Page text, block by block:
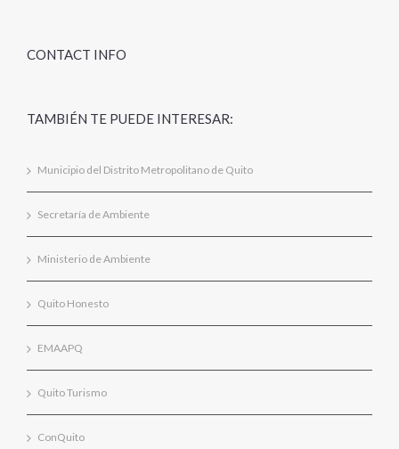
CONTACT INFO
TAMBIÉN TE PUEDE INTERESAR:
Municipio del Distrito Metropolitano de Quito
Secretaría de Ambiente
Ministerio de Ambiente
Quito Honesto
EMAAPQ
Quito Turismo
ConQuito